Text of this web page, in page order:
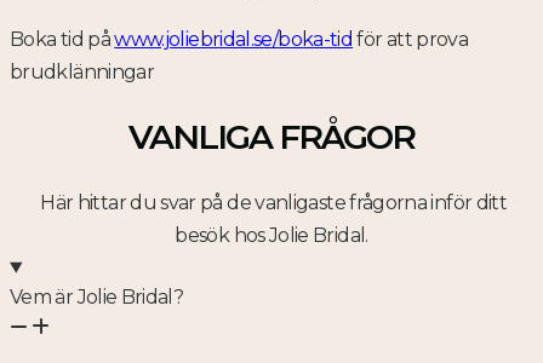
Boka tid påwww.joliebridal.se/boka-tid för att prova
brudklänningar
VANLIGA FRÅGOR
Här hittar du svar på de vanligaste frågorna inför ditt
besök hos Jolie Bridal.
Vem är Jolie Bridal?